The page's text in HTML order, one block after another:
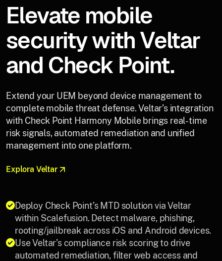
Elevate mobile
security with Veltar
and Check Point.
Extend your UEM beyond device management to
complete mobile threat defense. Veltar’s integration
with Check Point Harmony Mobile brings real-time
risk signals, automated remediation and unified
management into one platform.
Explora Veltar
Deploy Check Point’s MTD solution via Veltar
within Scalefusion. Detect malware, phishing,
rooting/jailbreak across iOS and Android devices.
Use Veltar’s compliance risk scoring to drive
automated remediation, filter web access and